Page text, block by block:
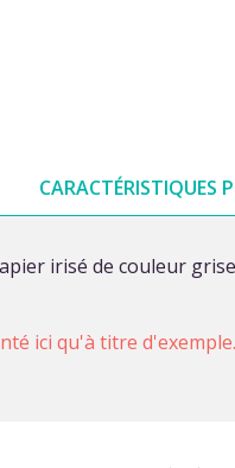
CARACTÉRISTIQUES
irisé de couleur
ici qu'à titre